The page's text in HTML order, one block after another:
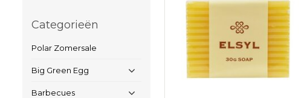
Categorieën
Polar Zomersale
Big Green Egg
Barbecues